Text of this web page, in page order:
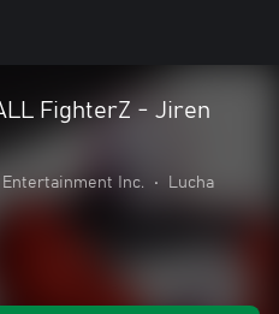
FighterZ - Jiren
Entertainment Inc. • Lucha